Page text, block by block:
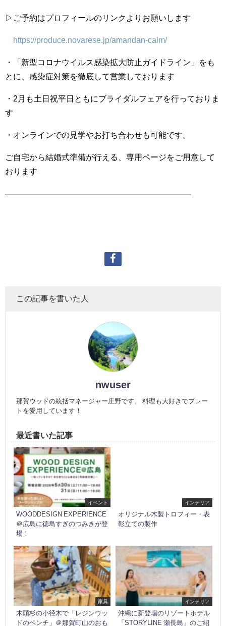
▷ご予約はプロフィールのリンクよりお願いします
https://produce.novarese.jp/amandan-calm/
・「新型コロナウイルス感染拡大防止ガイドライン」をも
とに、感染症対策を徹底して営業しております
・2月も土日祝平日ともにブライダルフェアを行っておりま
す
・オンラインでの見学やお打ち合わせも可能です。
ご自宅から結婚式準備が行える、専用ページをご用意して
おります
———————————————————————
この記事を書いた人
nwuser
那賀ウッドの統括マネージャー庄野です。 料理も大好きでプレー
トを愛用しています！
最近書いた記事
イベント
WOODDESIGN EXPERIENCE
＠広島に徳島すぎのつみきが登
場！
インテリア
オリジナル木製トロフィー・表
彰立ての製作
家具
木頭杉の小径木で「レジンウッ
ドのベンチ」＠那賀町山のおも
インテリア
沖縄に新登場のリゾートホテル
「STORYLINE 瀬長島」のご紹